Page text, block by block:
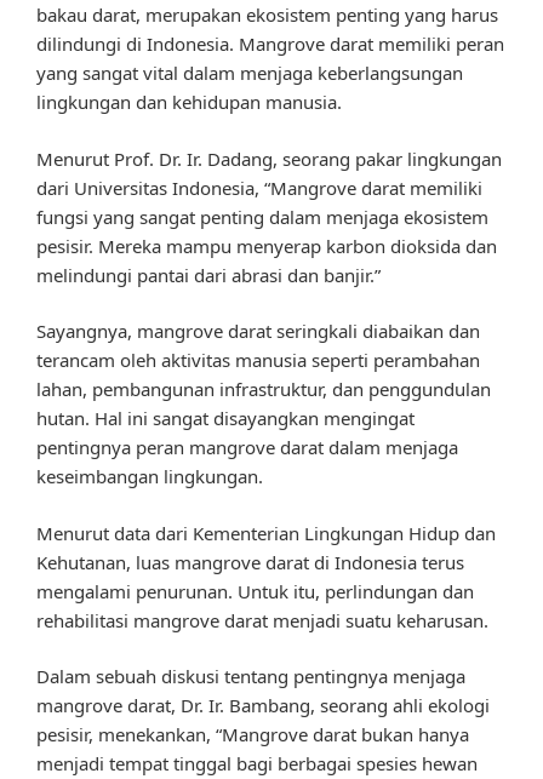
bakau darat, merupakan ekosistem penting yang harus
dilindungi di Indonesia. Mangrove darat memiliki peran
yang sangat vital dalam menjaga keberlangsungan
lingkungan dan kehidupan manusia.
Menurut Prof. Dr. Ir. Dadang, seorang pakar lingkungan
dari Universitas Indonesia, “Mangrove darat memiliki
fungsi yang sangat penting dalam menjaga ekosistem
pesisir. Mereka mampu menyerap karbon dioksida dan
melindungi pantai dari abrasi dan banjir.”
Sayangnya, mangrove darat seringkali diabaikan dan
terancam oleh aktivitas manusia seperti perambahan
lahan, pembangunan infrastruktur, dan penggundulan
hutan. Hal ini sangat disayangkan mengingat
pentingnya peran mangrove darat dalam menjaga
keseimbangan lingkungan.
Menurut data dari Kementerian Lingkungan Hidup dan
Kehutanan, luas mangrove darat di Indonesia terus
mengalami penurunan. Untuk itu, perlindungan dan
rehabilitasi mangrove darat menjadi suatu keharusan.
Dalam sebuah diskusi tentang pentingnya menjaga
mangrove darat, Dr. Ir. Bambang, seorang ahli ekologi
pesisir, menekankan, “Mangrove darat bukan hanya
menjadi tempat tinggal bagi berbagai spesies hewan